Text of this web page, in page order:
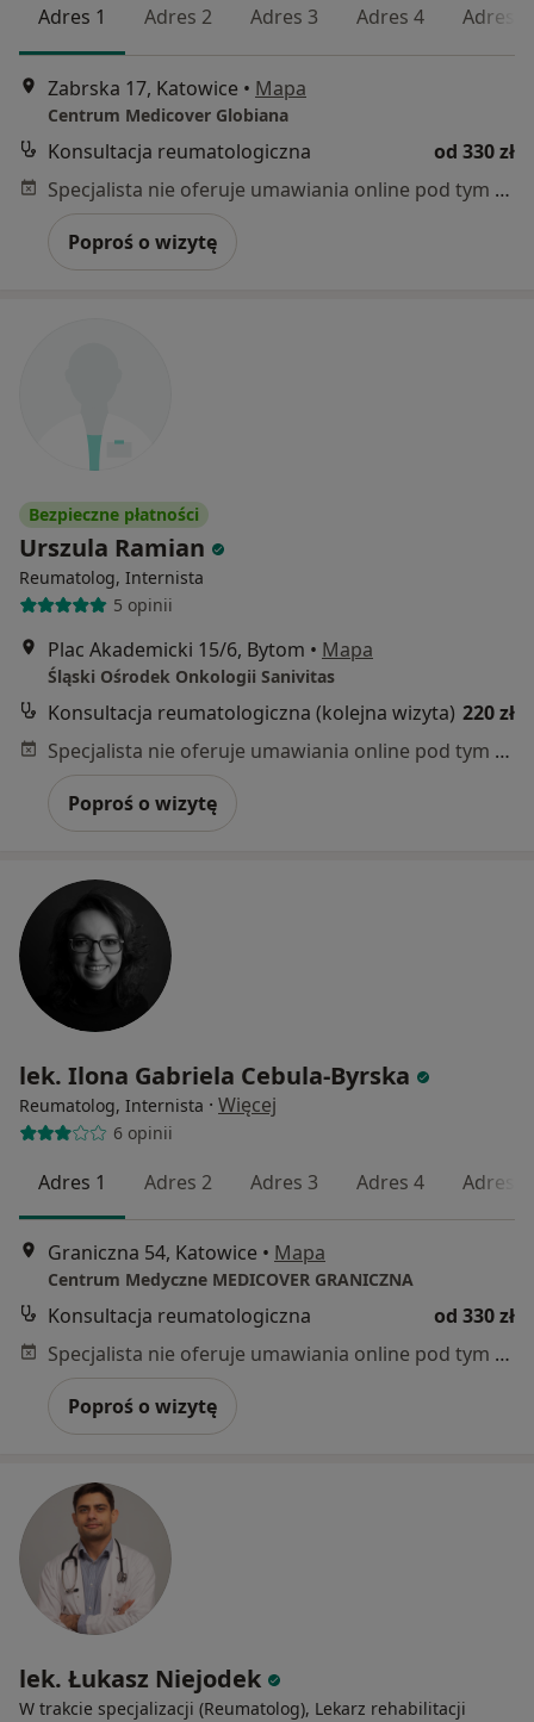
Adres 1 Adres 2 Adres 3 Adres 4 Adres 5
Zabrska 17, Katowice • Mapa
Centrum Medicover Globiana
Konsultacja reumatologiczna
od 330 zł
Specjalista nie oferuje umawiania online pod tym adresem.
Poproś o wizytę
Bezpieczne płatności
Urszula Ramian
Reumatolog, Internista
5 opinii
Plac Akademicki 15/6, Bytom • Mapa
Śląski Ośrodek Onkologii Sanivitas
Konsultacja reumatologiczna (kolejna wizyta) 220 zł
Specjalista nie oferuje umawiania online pod tym adresem.
Poproś o wizytę
lek. Ilona Gabriela Cebula-Byrska
Reumatolog, Internista · Więcej
6 opinii
Adres 1 Adres 2 Adres 3 Adres 4 Adres 5
Graniczna 54, Katowice • Mapa
Centrum Medyczne MEDICOVER GRANICZNA
Konsultacja reumatologiczna
od 330 zł
Specjalista nie oferuje umawiania online pod tym adresem.
Poproś o wizytę
lek. Łukasz Niejodek
W trakcie specjalizacji (Reumatolog), Lekarz rehabilitacji